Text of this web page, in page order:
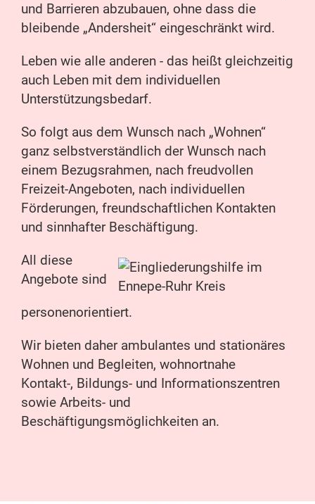
und Barrieren abzubauen, ohne dass die
bleibende „Andersheit“ eingeschränkt wird.
Leben wie alle anderen - das heißt gleichzeitig
auch Leben mit dem individuellen
Unterstützungsbedarf.
So folgt aus dem Wunsch nach „Wohnen“
ganz selbstverständlich der Wunsch nach
einem Bezugsrahmen, nach freudvollen
Freizeit-Angeboten, nach individuellen
Förderungen, freundschaftlichen Kontakten
und sinnhafter Beschäftigung.
All diese
Angebote sind
personenorientiert.
Wir bieten daher ambulantes und stationäres
Wohnen und Begleiten, wohnortnahe
Kontakt-, Bildungs- und Informationszentren
sowie Arbeits- und
Beschäftigungsmöglichkeiten an.